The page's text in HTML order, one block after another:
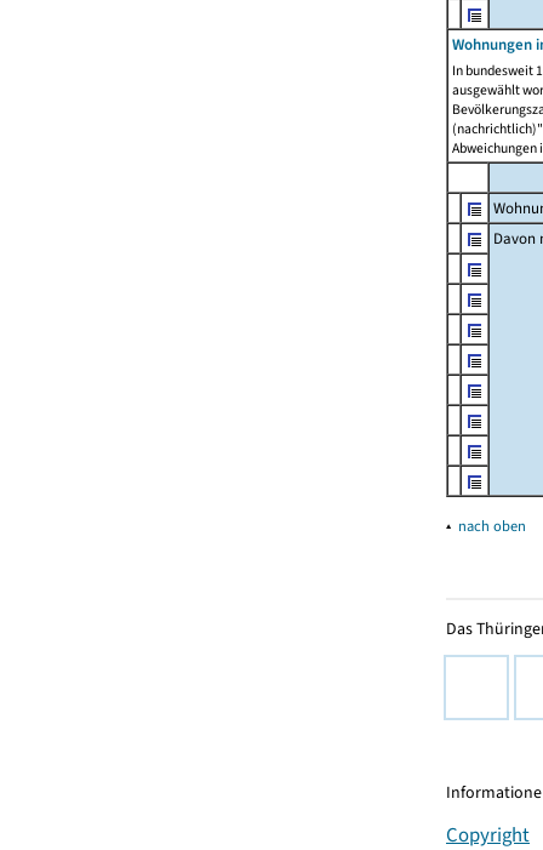
Wohnungen
In bundesweit
ausgewählt
Abweichungen
Davon
▴ nach oben
Das
Copyright